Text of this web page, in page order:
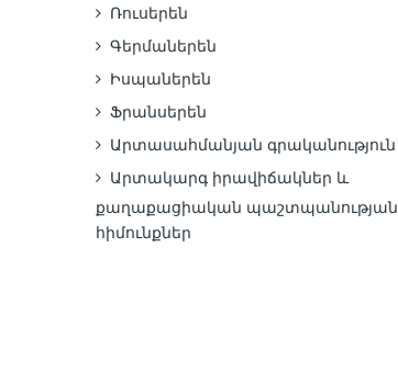
Ռուսերեն
Գերմաներեն
Իսպաներեն
Ֆրանսերեն
Արտասահմանյան գրականություն
Արտակարգ իրավիճակներ և
քաղաքացիական պաշտպանության
հիմունքներ